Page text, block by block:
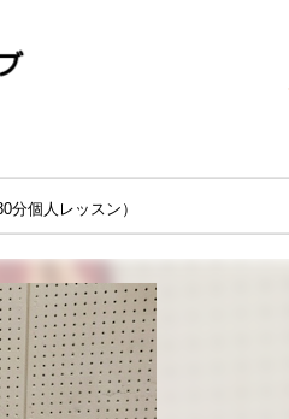
分個人レッスン）